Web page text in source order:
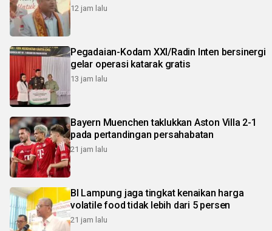
12 jam lalu
Pegadaian-Kodam XXI/Radin Inten bersinergi
gelar operasi katarak gratis
13 jam lalu
Bayern Muenchen taklukkan Aston Villa 2-1
pada pertandingan persahabatan
21 jam lalu
BI Lampung jaga tingkat kenaikan harga
volatile food tidak lebih dari 5 persen
21 jam lalu